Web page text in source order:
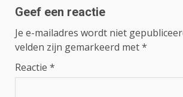
Geef een reactie
Je e-mailadres wordt niet
velden zijn gemarkeerd met*
Reactie *